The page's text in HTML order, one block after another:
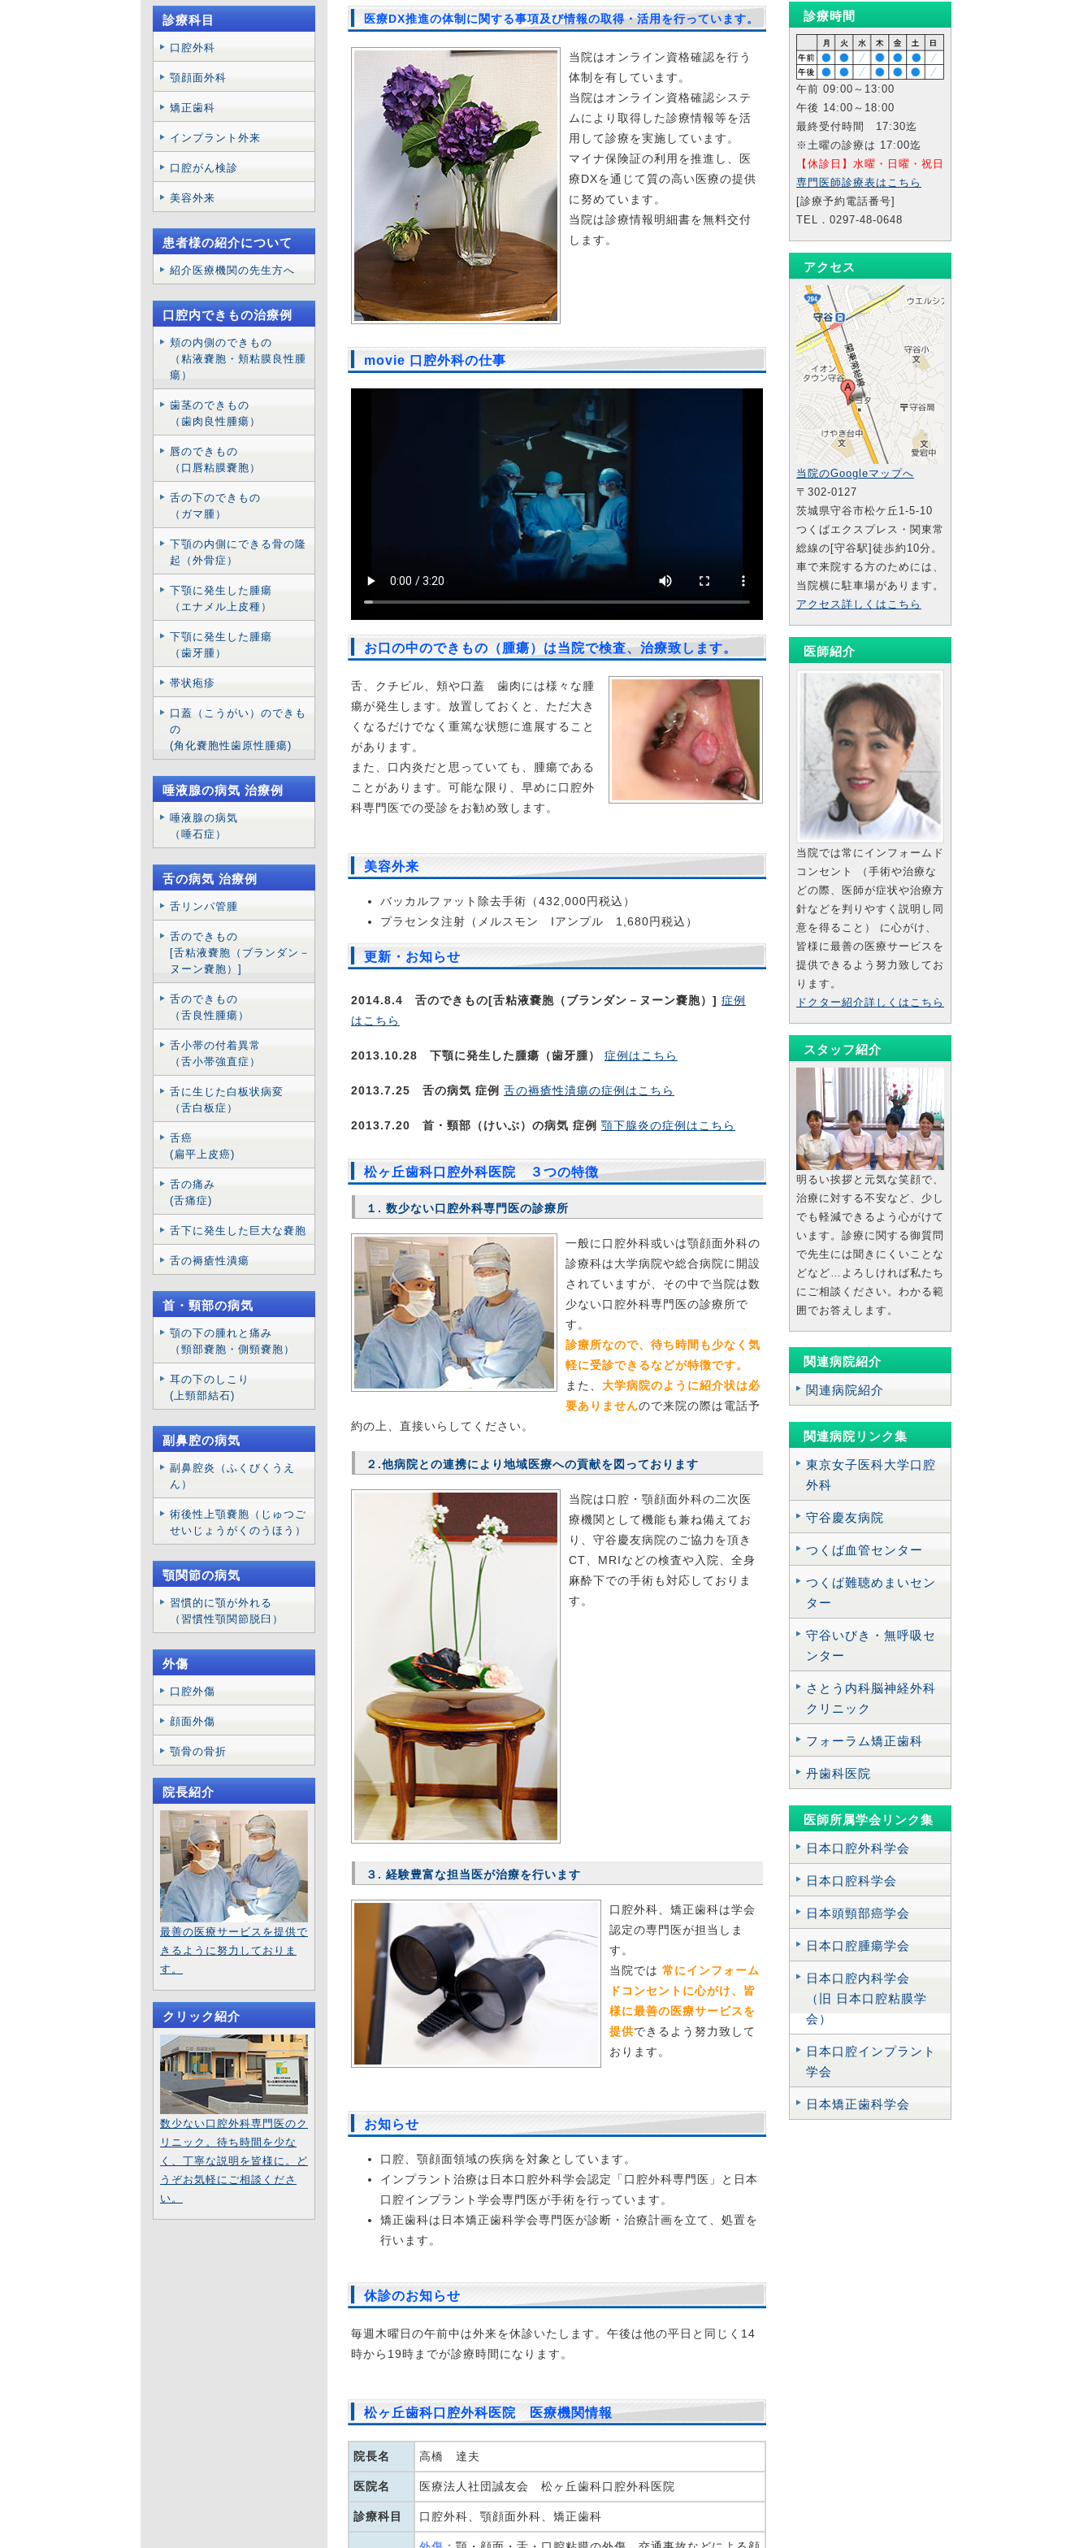
医療DX推進の体制に関する事項及び情報の取得・活用を行っています。
当院はオンライン資格確認を行う
体制を有しています。
当院はオンライン資格確認システ
ムにより取得した診療情報等を活
用して診療を実施しています。
マイナ保険証の利用を推進し、医
療DXを通じて質の高い医療の提供
に努めています。
当院は診療情報明細書を無料交付
します。
movie 口腔外科の仕事
お口の中のできもの（腫瘍）は当院で検査、治療致します。
舌、クチビル、頬や口蓋 歯肉には様々な腫
瘍が発生します。放置しておくと、ただ大き
くなるだけでなく重篤な状態に進展すること
があります。
また、口内炎だと思っていても、腫瘍である
ことがあります。可能な限り、早めに口腔外
科専門医での受診をお勧め致します。
美容外来
バッカルファット除去手術（432,000円税込）
プラセンタ注射（メルスモン Iアンプル 1,680円税込）
更新・お知らせ
2014.8.4 舌のできもの[舌粘液嚢胞（ブランダン－ヌーン嚢胞）] 症例
はこちら
2013.10.28 下顎に発生した腫瘍（歯牙腫） 症例はこちら
2013.7.25 舌の病気 症例 舌の褥瘡性潰瘍の症例はこちら
2013.7.20 首・頸部（けいぶ）の病気 症例 顎下腺炎の症例はこちら
2013.7.20 口腔がん症例 悪性リンパ腫の症例はこちら
2013.7.20 口蓋（こうがい）のできもの症例
は、早めに来院していただくと、程度や遺伝の有無にもよりますが、彼
女のように歯を抜かずに綺麗に治るケースもあります。ニッコリと笑顔
のかわいい女の子はとてもチャーミングですね。 下顎前突（受け口）の
治療症例はこちら
2013.5.8 メール相談更新はじめまして。子供の歯列矯正のことで、
ご相談させていただきたくメールいたしました。私は、14歳と12歳の男
の子の母親です。
続きを読む
2013.5.2 メール相談更新 初めまして、下親知らず抜歯でご相談があ
でしたら料金はおいくら位になりますでしょうか？続きを読む
2013.4.22 メール相談更新
最初は喉が痛かったのですがだんだん右
下の親不知が痛みがひどくなり困っています。その周囲も炎症をおこし
ていて、智歯周囲炎ではないかと思います。続きを読む
2013.3.12 メール相談更新
10年以上前に、美容外科で、えら削りの
手術をしました。下唇のすぐ右下に、にぶい麻痺した感覚が残り、大変
苦しんでおります。
続きを読む
2013.3.18 口腔がん検診
診について詳しくはこちら
2013.3.12 メール相談更新
現在イタリア在住です。今年の帰国時に
親知らずの治療をしたい意向です。
2013.3.12 メール相談更新 こんにちは、親知らずの抜歯を希望して
おります。続きを読む
2013.2.21 舌リンパ管腫 治療例を掲載しました。
例はこちら
2013.2.21 舌粘液嚢胞（ブランダン－ヌーン嚢胞）
2013.2.8 メール相談更新
HPを見ました。私は小学校の時に自転車
から転けて前歯の二本が欠けてしまいました。続きを読む
2013.2.4 メール相談更新
ちょうど1週間前に右上顎の親知らずを抜
歯しました。その際、鼻と繋がる、交通の状態だと伺い3日間の痛み止め
と抗生物質を処方されました。
2013.2.2 副鼻腔の病気治療例
副鼻腔（ふくびくう）の病気の治療例
2013.2.1 メール相談更新上あごの両犬歯のあたり（頬側）に大きな
骨隆起があります。出来れば除去したいのですが、半年前に歯科矯正の
装置がとれたばかりで若干まだ歯が不安定です。
2013.1.18 メール相談更新一週間前、下唇に大きな口内炎ができま
した。治ったと思い気にとめませんでした。 ふとべろで触ると何か腫れ
ているのにきずきかがみで場所をみると水泡のようなものがあります。
痛くはなく違和感があるくらい。
2013.1.7 メール相談更新昨年の9月頃から、右の顎の下が腫れるこ
とがあり、何度か耳鼻咽喉科を受診したが、リンパば腫れているのでし
2013.1.4 開咬（かいこう）・オープンバイトの治療症例
いです。開咬（かいこう）・オープンバイトの治療症例はこちら
の裏に3～4ミリのできものが出来たのですがなんなのかわかりません、
痛みはないてす、お願いします。続きを読む
2012.12.25 メール相談更新
大学病院耳鼻科で舌生研し高度異形の舌
白板症と診断されました。部位は舌裏側で小規模ですが、全身麻酔によ
松ヶ丘歯科口腔外科医院 ３つの特徴
１. 数少ない口腔外科専門医の診療所
一般に口腔外科或いは顎顔面外科の
診療科は大学病院や総合病院に開設
されていますが、その中で当院は数
少ない口腔外科専門医の診療所で
す。
診療所なので、待ち時間も少なく気
軽に受診できるなどが特徴です。
また、 大学病院のように紹介状は必
要ありませんので来院の際は電話予
約の上、直接いらしてください。
２.他病院との連携により地域医療への貢献を図っております
当院は口腔・顎顔面外科の二次医
療機関として機能も兼ね備えてお
り、守谷慶友病院のご協力を頂き
CT、MRIなどの検査や入院、全身
麻酔下での手術も対応しておりま
す。
３. 経験豊富な担当医が治療を行います
口腔外科、矯正歯科は学会
認定の専門医が担当しま
す。
当院では 常にインフォーム
ドコンセントに心がけ、皆
様に最善の医療サービスを
提供できるよう努力致して
おります。
お知らせ
口腔、顎顔面領域の疾病を対象としています。
インプラント治療は日本口腔外科学会認定「口腔外科専門医」と日本
口腔インプラント学会専門医が手術を行っています。
矯正歯科は日本矯正歯科学会専門医が診断・治療計画を立て、処置を
行います。
休診のお知らせ
毎週木曜日の午前中は外来を休診いたします。午後は他の平日と同じく14
時から19時までが診療時間になります。
松ヶ丘歯科口腔外科医院 医療機関情報
院長名 高橋 達夫
医院名 医療法人社団誠友会 松ヶ丘歯科口腔外科医院
診療科目 口腔外科、顎顔面外科、矯正歯科
診療科目
口腔外科
顎顔面外科
矯正歯科
インプラント外来
口腔がん検診
美容外来
患者様の紹介について
紹介医療機関の先生方へ
口腔内できもの治療例
頬の内側のできもの
（粘液嚢胞・頬粘膜良性腫
瘍）
歯茎のできもの
（歯肉良性腫瘍）
唇のできもの
（口唇粘膜嚢胞）
舌の下のできもの
（ガマ腫）
下顎の内側にできる骨の隆
起（外骨症）
下顎に発生した腫瘍
（エナメル上皮種）
下顎に発生した腫瘍
（歯牙腫）
帯状疱疹
口蓋（こうがい）のできも
の
(角化嚢胞性歯原性腫瘍)
唾液腺の病気 治療例
唾液腺の病気
（唾石症）
舌の病気 治療例
舌リンパ管腫
舌のできもの
[舌粘液嚢胞（ブランダン－
ヌーン嚢胞）]
舌のできもの
（舌良性腫瘍）
舌小帯の付着異常
（舌小帯強直症）
舌に生じた白板状病変
（舌白板症）
舌癌
(扁平上皮癌)
舌の痛み
(舌痛症)
舌下に発生した巨大な嚢胞
舌の褥瘡性潰瘍
首・頸部の病気
顎の下の腫れと痛み
（頸部嚢胞・側頸嚢胞）
耳の下のしこり
(上頸部結石)
副鼻腔の病気
副鼻腔炎（ふくびくうえ
ん）
術後性上顎嚢胞（じゅつご
せいじょうがくのうほう）
顎関節の病気
習慣的に顎が外れる
（習慣性顎関節脱臼）
外傷
口腔外傷
顔面外傷
顎骨の骨折
院長紹介
最善の医療サービスを提供で
きるように努力しておりま
す。
クリック紹介
数少ない口腔外科専門医のク
リニック。待ち時間を少な
く、丁寧な説明を皆様に。ど
うぞお気軽にご相談くださ
い。
診療時間
午前 09:00～13:00
午後 14:00～18:00
最終受付時間 17:30迄
※土曜の診療は 17:00迄
【休診日】水曜・日曜・祝日
専門医師診療表はこちら
[診療予約電話番号]
TEL．0297-48-0648
アクセス
当院のGoogleマップへ
〒302-0127
茨城県守谷市松ケ丘1-5-10
つくばエクスプレス・関東常
総線の[守谷駅]徒歩約10分。
車で来院する方のためには、
当院横に駐車場があります。
アクセス詳しくはこちら
医師紹介
当院では常にインフォームド
コンセント （手術や治療な
どの際、医師が症状や治療方
針などを判りやすく説明し同
意を得ること） に心がけ、
皆様に最善の医療サービスを
提供できるよう努力致してお
ります。
ドクター紹介詳しくはこちら
スタッフ紹介
明るい挨拶と元気な笑顔で、
治療に対する不安など、少し
でも軽減できるよう心がけて
います。診療に関する御質問
で先生には聞きにくいことな
どなど…よろしければ私たち
にご相談ください。わかる範
囲でお答えします。
関連病院紹介
関連病院紹介
関連病院リンク集
東京女子医科大学口腔
外科
守谷慶友病院
つくば血管センター
つくば難聴めまいセン
ター
守谷いびき・無呼吸セ
ンター
さとう内科脳神経外科
クリニック
フォーラム矯正歯科
丹歯科医院
医師所属学会リンク集
日本口腔外科学会
日本口腔科学会
日本頭頸部癌学会
日本口腔腫瘍学会
日本口腔内科学会
（旧 日本口腔粘膜学
会）
日本口腔インプラント
学会
日本矯正歯科学会